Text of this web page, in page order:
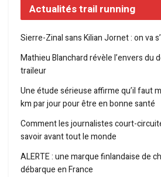
Actualités trail running
Sierre-Zinal sans Kilian Jornet : on va
Mathieu Blanchard révèle l’envers du
traileur
Une étude sérieuse affirme qu’il faut
km par jour pour être en bonne santé
Comment les journalistes court-
savoir avant tout le monde
ALERTE : une marque finlandaise de
débarque en France